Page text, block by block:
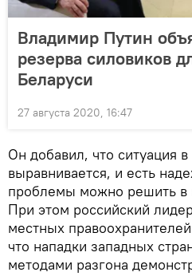
Владимир Путин
резерва силовиков
Беларуси
27 августа 2020, 16:47
Он добавил, что ситуация
выравнивается, и есть
проблемы можно решить в
При этом российский
местных
что нападки западных
методами разгона